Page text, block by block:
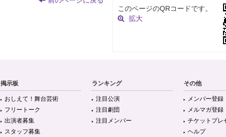
このページのQRコードです。
拡大
掲示板
おしえて！舞台芸術
フリートーク
出演者募集
スタッフ募集
ランキング
注目公演
注目劇団
注目メンバー
その他
メンバー登録
メルマガ登録
チケットプレ
ヘルプ